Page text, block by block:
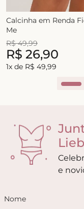
Calcinha em Renda
Me
R$ 49,99
R$ 26,90
1x de R$ 49,99
e
Nome